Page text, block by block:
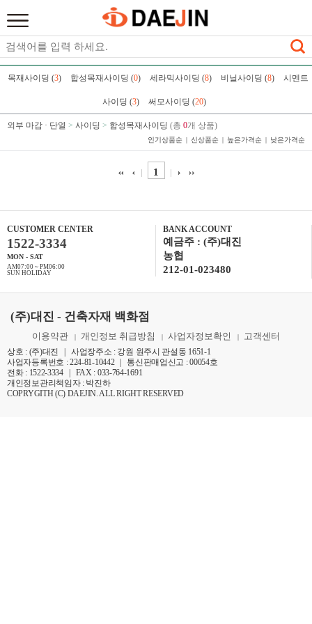
목재사이딩 (3) 합성목재사이딩 (0) 세라믹사이딩 (8) 비닐사이딩 (8) 시멘트
사이딩 (3) 써모사이딩 (20)
외부 마감 · 단열 > 사이딩 > 합성목재사이딩 (총 0개 상품)
인기상품순 신상품순 높은가격순 낮은가격순
1
CUSTOMER CENTER
1522-3334
MON - SAT
AM07:00 ~ PM06:00
SUN HOLIDAY
BANK ACCOUNT
예금주 : (주)대진
농협
212-01-023480
(주)대진 - 건축자재 백화점
이용약관 | 개인정보 취급방침 | 사업자정보확인 | 고객센터
상호 : (주)대진 | 사업장주소 : 강원 원주시 관설동 1651-1
사업자등록번호 : 224-81-10442 | 통신판매업신고 : 00054호
전화 : 1522-3334 | FAX : 033-764-1691
개인정보관리책임자 : 박진하
COPRYGITH (C) DAEJIN. ALL RIGHT RESERVED